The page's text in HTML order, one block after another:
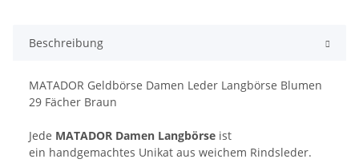
Beschreibung
MATADOR Geldbörse Damen Leder Langbörse Blumen
29 Fächer Braun
Jede MATADOR Damen Langbörse ist
ein handgemachtes Unikat aus weichem Rindsleder.